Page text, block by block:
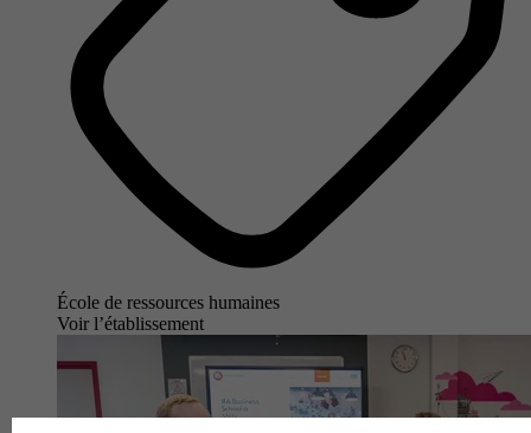
École de ressources humaines
Voir l’établissement